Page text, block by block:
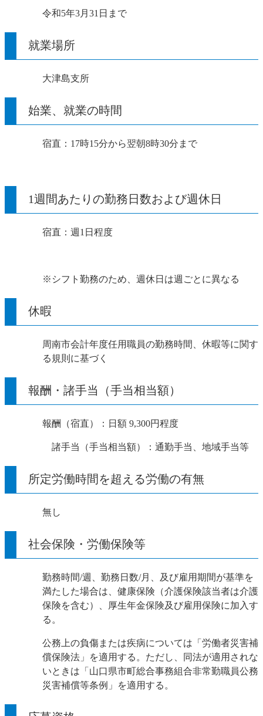
令和5年3月31日まで
就業場所
大津島支所
始業、就業の時間
宿直：17時15分から翌朝8時30分まで
1週間あたりの勤務日数および週休日
宿直：週1日程度
※シフト勤務のため、週休日は週ごとに異なる
休暇
周南市会計年度任用職員の勤務時間、休暇等に関す
る規則に基づく
報酬・諸手当（手当相当額）
報酬（宿直）：日額 9,300円程度
諸手当（手当相当額）：通勤手当、地域手当等
所定労働時間を超える労働の有無
無し
社会保険・労働保険等
勤務時間/週、勤務日数/月、及び雇用期間が基準を
満たした場合は、健康保険（介護保険該当者は介護
保険を含む）、厚生年金保険及び雇用保険に加入す
る。
公務上の負傷または疾病については「労働者災害補
償保険法」を適用する。ただし、同法が適用されな
いときは「山口県市町総合事務組合非常勤職員公務
災害補償等条例」を適用する。